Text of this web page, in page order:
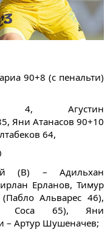
90+8 (с пенальти)
4, Агустин
Яни Атанасов 90+10
64,
(В) – Адильхан
Ерланов, Тимур
Альварес 46),
Соса 65), Яни
– Артур Шушеначев;